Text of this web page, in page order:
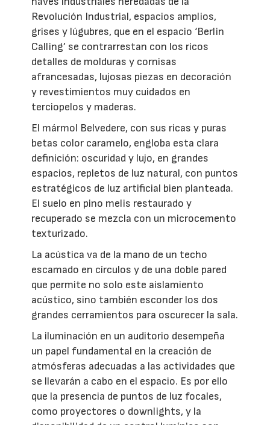
Revolución Industrial, espacios amplios,
grises y lúgubres, que en el espacio ‘Berlin
Calling’ se contrarrestan con los ricos
detalles de molduras y cornisas
afrancesadas, lujosas piezas en decoración
y revestimientos muy cuidados en
terciopelos y maderas.
El mármol Belvedere, con sus ricas y puras
betas color caramelo, engloba esta clara
definición: oscuridad y lujo, en grandes
espacios, repletos de luz natural, con puntos
estratégicos de luz artificial bien planteada.
El suelo en pino melis restaurado y
recuperado se mezcla con un microcemento
texturizado.
La acústica va de la mano de un techo
escamado en círculos y de una doble pared
que permite no solo este aislamiento
acústico, sino también esconder los dos
grandes cerramientos para oscurecer la sala.
La iluminación en un auditorio desempeña
un papel fundamental en la creación de
atmósferas adecuadas a las actividades que
se llevarán a cabo en el espacio. Es por ello
que la presencia de puntos de luz focales,
como proyectores o downlights, y la